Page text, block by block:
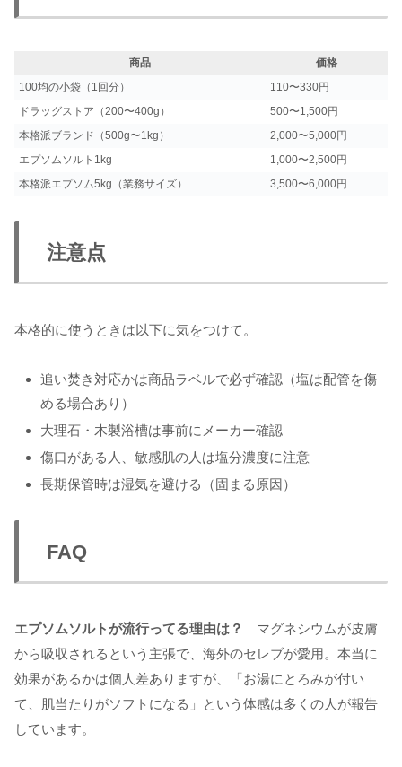
商品
価格
100均の小袋（1回分）
110〜330円
ドラッグストア（200〜400g）
500〜1,500円
本格派ブランド（500g〜1kg）
2,000〜5,000円
エプソムソルト1kg
1,000〜2,500円
本格派エプソム5kg（業務サイズ）
3,500〜6,000円
注意点
本格的に使うときは以下に気をつけて。
追い焚き対応かは商品ラベルで必ず確認（塩は配管を傷
める場合あり）
大理石・木製浴槽は事前にメーカー確認
傷口がある人、敏感肌の人は塩分濃度に注意
長期保管時は湿気を避ける（固まる原因）
FAQ
エプソムソルトが流行ってる理由は？
マグネシウムが皮膚
から吸収されるという主張で、海外のセレブが愛用。本当に
効果があるかは個人差ありますが、「お湯にとろみが付い
て、肌当たりがソフトになる」という体感は多くの人が報告
しています。